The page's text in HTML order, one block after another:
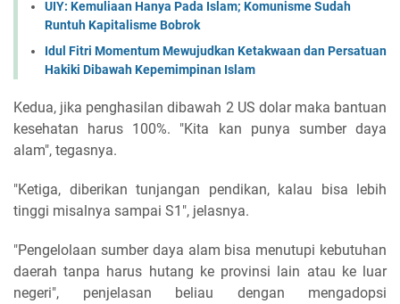
UIY: Kemuliaan Hanya Pada Islam; Komunisme Sudah
Runtuh Kapitalisme Bobrok
Idul Fitri Momentum Mewujudkan Ketakwaan dan Persatuan
Hakiki Dibawah Kepemimpinan Islam
Kedua, jika penghasilan dibawah 2 US dolar maka bantuan
kesehatan harus 100%. "Kita kan punya sumber daya
alam", tegasnya.
"Ketiga, diberikan tunjangan pendikan, kalau bisa lebih
tinggi misalnya sampai S1", jelasnya.
"Pengelolaan sumber daya alam bisa menutupi kebutuhan
daerah tanpa harus hutang ke provinsi lain atau ke luar
negeri", penjelasan beliau dengan mengadopsi